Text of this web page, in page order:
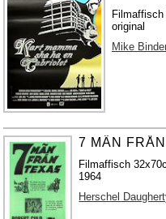
original
Mike
7 MÄN
Filmaffisch
1964
Herschel